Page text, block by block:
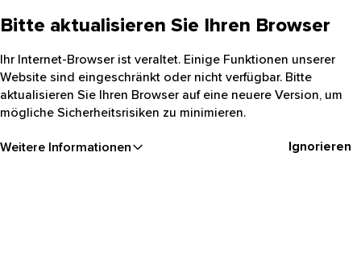
Bitte aktualisieren Sie Ihren Browser
Ihr Internet-Browser ist veraltet. Einige Funktionen unserer
Website sind eingeschränkt oder nicht verfügbar. Bitte
aktualisieren Sie Ihren Browser auf eine neuere Version, um
mögliche Sicherheitsrisiken zu minimieren.
Weitere Informationen Ignorieren